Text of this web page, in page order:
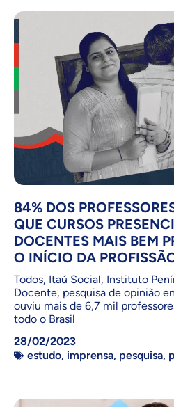
84% DOS
QUE CURSOS
DOCENTES MAIS BEM
O INÍCIO DA
Todos, Itaú Social, Instituto
Docente, pesquisa de opinião
ouviu mais de 6,7 mil
todo o Brasil
28/02/2023
estudo, imprensa, pesquisa,